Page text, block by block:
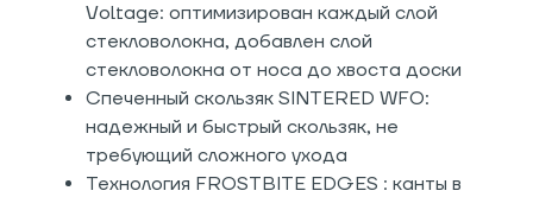
Voltage: оптимизирован каждый слой
стекловолокна, добавлен слой
стекловолокна от носа до хвоста доски
Спеченный скользяк SINTERED WFO:
надежный и быстрый скользяк, не
требующий сложного ухода
Технология FROSTBITE EDGES : канты в